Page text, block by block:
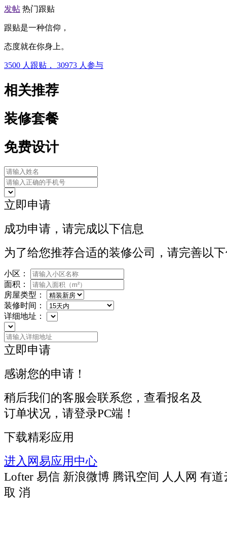
发帖 热门跟贴
跟贴是一种信仰，
态度就在你身上。
3500 人跟贴， 30973 人参与
相关推荐
装修套餐
免费设计
立即申请
成功申请，请完成以下信息
为了给您推荐合适的装修公司，请完善以
小区：
面积：
房屋类型：
装修时间：
详细地址：
立即申请
感谢您的申请！
稍后我们的客服会联系您，查看报名及
订单状况，请登录PC端！
下载精彩应用
进入网易应用中心
Lofter 易信 新浪微博 腾讯空间 人人网 有道
取 消